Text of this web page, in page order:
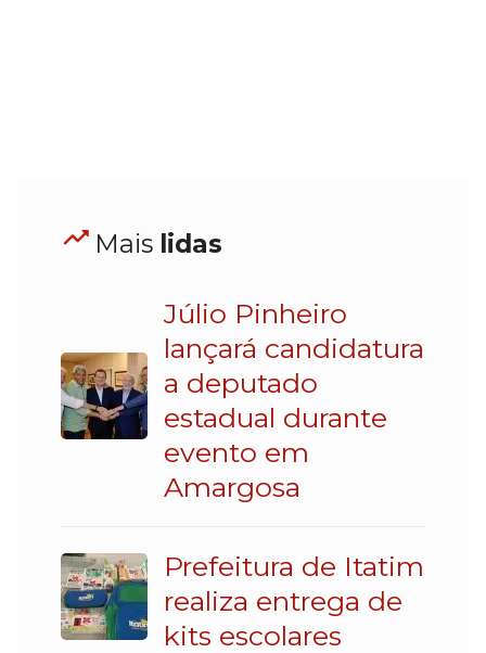
Mais lidas
Júlio Pinheiro
lançará candidatura
a deputado
estadual durante
evento em
Amargosa
Prefeitura de Itatim
realiza entrega de
kits escolares